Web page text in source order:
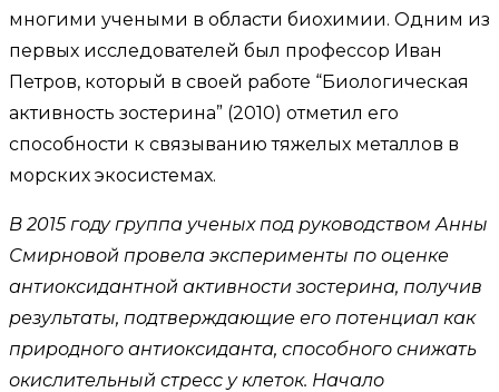
многими учеными в области биохимии. Одним из
первых исследователей был профессор Иван
Петров, который в своей работе “Биологическая
активность зостерина” (2010) отметил его
способности к связыванию тяжелых металлов в
морских экосистемах.
В 2015 году группа ученых под руководством Анны
Смирновой провела эксперименты по оценке
антиоксидантной активности зостерина, получив
результаты, подтверждающие его потенциал как
природного антиоксиданта, способного снижать
окислительный стресс у клеток. Начало